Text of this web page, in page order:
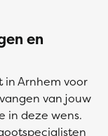
en
in Arnhem voor
van jouw
in deze wens.